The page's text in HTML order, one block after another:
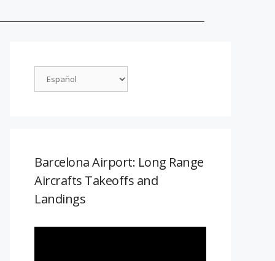
Barcelona Airport: Long Range
Aircrafts Takeoffs and
Landings